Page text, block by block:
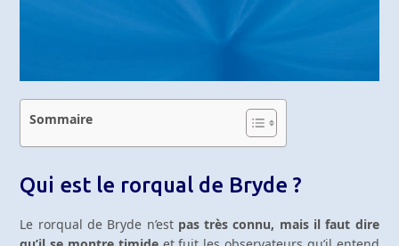
Sommaire
Qui est le rorqual de Bryde ?
Le rorqual de Bryde n’est pas très connu, mais il faut dire